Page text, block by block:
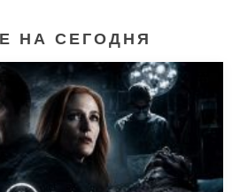
НА СЕГОДНЯ